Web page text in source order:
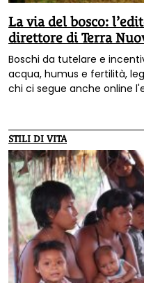
La via del bosco:
direttore di Terra
Boschi da tutelare e
acqua, humus e fertilità,
chi ci segue anche online
STILI DI VITA